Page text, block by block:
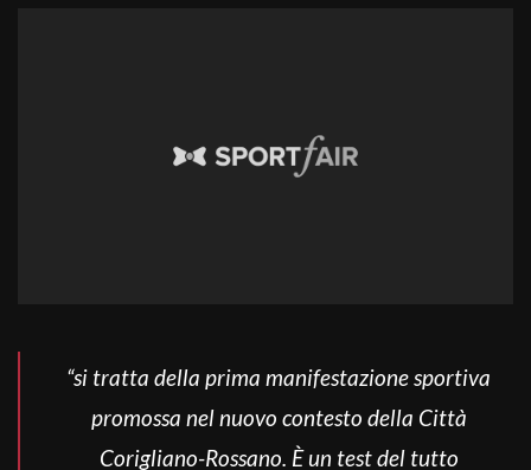
“si tratta della prima manifestazione sportiva
promossa nel nuovo contesto della Città
Corigliano-Rossano. È un test del tutto